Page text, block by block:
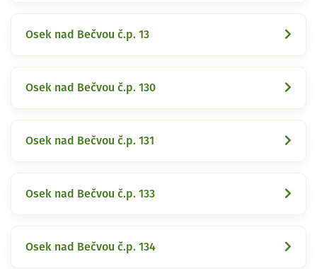
Osek nad Bečvou č.p. 13
Osek nad Bečvou č.p. 130
Osek nad Bečvou č.p. 131
Osek nad Bečvou č.p. 133
Osek nad Bečvou č.p. 134